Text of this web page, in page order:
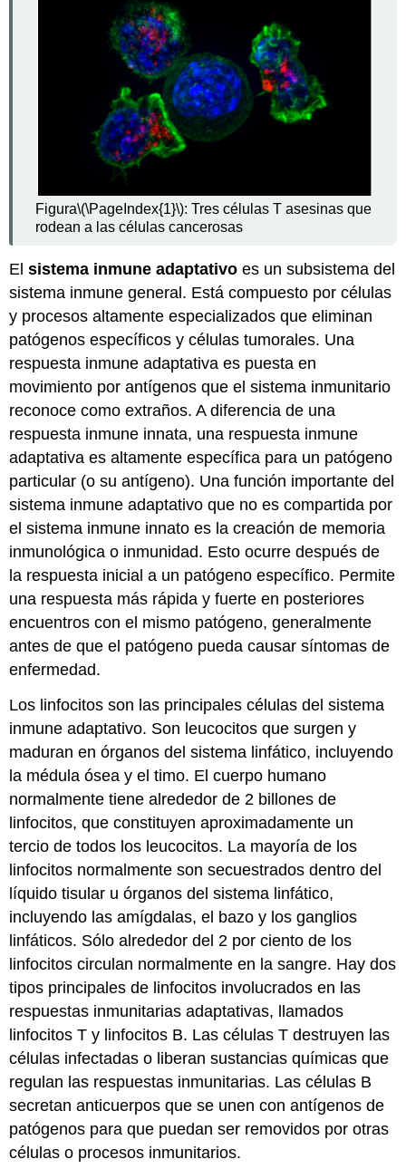
plasmáticas
Inmunidad
Inmunidad
Inmunidad
activa
Inmunidad
activa
adquirida
artificialmente
Inmunidad
Pasiva
Inmunidad
Pasiva
Adquirida
Naturalmente
Inmunidad
Pasiva
Artificialmente
Adquirida
Evasión
Adaptativa
Característica:
Mi
cuerpo
humano
Explora
más
Atribuciones
Figura\(\PageIndex{1}\): Tres células T asesinas que
rodean a las células cancerosas
Elsistema inmune adaptativo es un subsistema del
sistema inmune general. Está compuesto por células
y procesos altamente especializados que eliminan
patógenos específicos y células tumorales. Una
respuesta inmune adaptativa es puesta en
movimiento por antígenos que el sistema inmunitario
reconoce como extraños. A diferencia de una
respuesta inmune innata, una respuesta inmune
adaptativa es altamente específica para un patógeno
particular (o su antígeno). Una función importante del
sistema inmune adaptativo que no es compartida por
el sistema inmune innato es la creación de memoria
inmunológica o inmunidad. Esto ocurre después de
la respuesta inicial a un patógeno específico. Permite
una respuesta más rápida y fuerte en posteriores
encuentros con el mismo patógeno, generalmente
antes de que el patógeno pueda causar síntomas de
enfermedad.
Los linfocitos son las principales células del sistema
inmune adaptativo. Son leucocitos que surgen y
maduran en órganos del sistema linfático, incluyendo
la médula ósea y el timo. El cuerpo humano
normalmente tiene alrededor de 2 billones de
linfocitos, que constituyen aproximadamente un
tercio de todos los leucocitos. La mayoría de los
linfocitos normalmente son secuestrados dentro del
líquido tisular u órganos del sistema linfático,
incluyendo las amígdalas, el bazo y los ganglios
linfáticos. Sólo alrededor del 2 por ciento de los
linfocitos circulan normalmente en la sangre. Hay dos
tipos principales de linfocitos involucrados en las
respuestas inmunitarias adaptativas, llamados
linfocitos T y linfocitos B. Las células T destruyen las
células infectadas o liberan sustancias químicas que
regulan las respuestas inmunitarias. Las células B
secretan anticuerpos que se unen con antígenos de
patógenos para que puedan ser removidos por otras
células o procesos inmunitarios.